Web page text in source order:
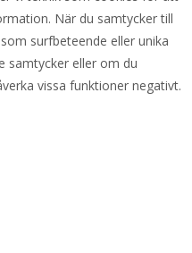
När du samtycker till
surfbeteende eller unika
samtycker eller om du
vissa funktioner negativt.